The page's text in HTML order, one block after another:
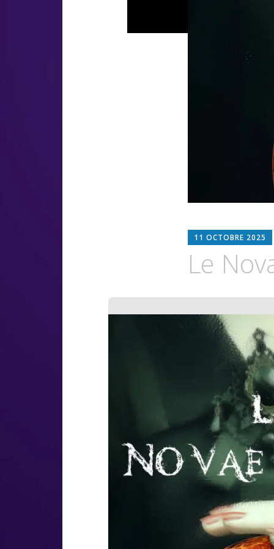
11 OCTOBRE 2025
Le